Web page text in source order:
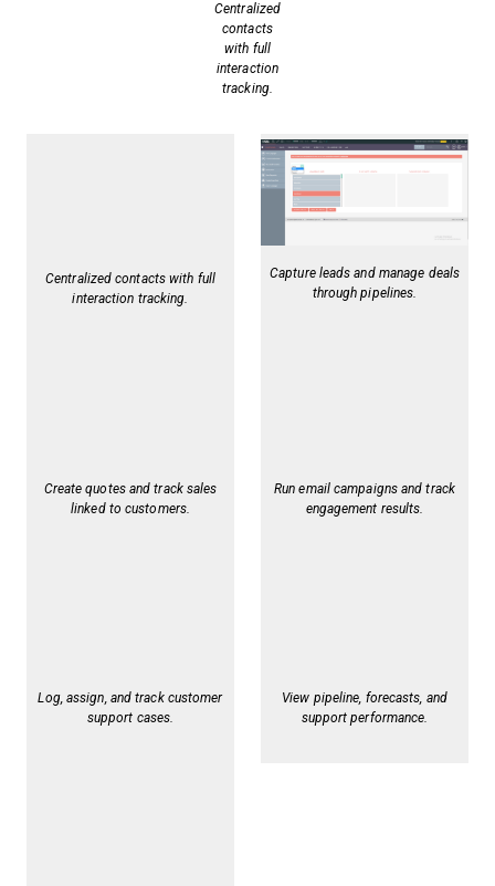
Centralized
contacts
with full
interaction
tracking.
Centralized contacts with full
interaction tracking.
Capture leads and manage deals
through pipelines.
Create quotes and track sales
linked to customers.
Run email campaigns and track
engagement results.
Log, assign, and track customer
support cases.
View pipeline, forecasts, and
support performance.